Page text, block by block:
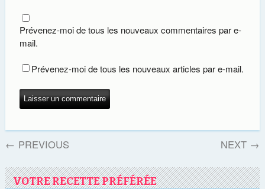
Prévenez-moi de tous les nouveaux commentaires par e-
mail.
Prévenez-moi de tous les nouveaux articles par e-mail.
← PREVIOUS NEXT →
VOTRE RECETTE PRÉFÉRÉE